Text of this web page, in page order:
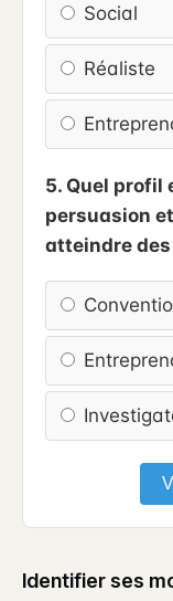
Social
Réaliste
5. Quel profil
persuasion
atteindre
Identifier ses